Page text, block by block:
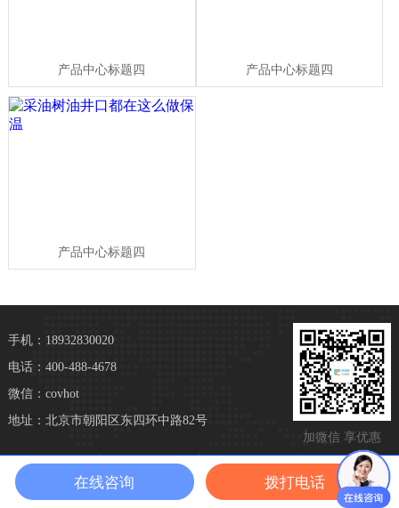
产品中心标题四 产品中心标题四
产品中心标题四
加微信 享优惠
手机：18932830020
电话：400-488-4678
微信：covhot
地址：北京市朝阳区东四环中路82号
网站首页 联系我们
在线咨询 拨打电话